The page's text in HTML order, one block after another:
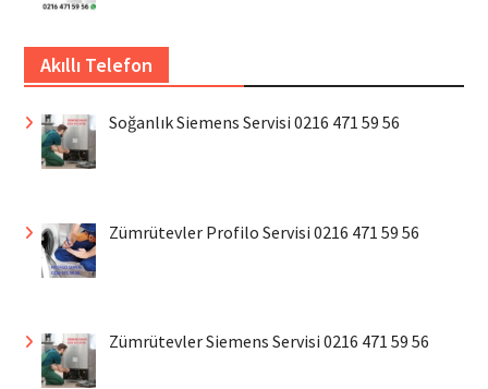
Akıllı Telefon
Soğanlık Siemens Servisi 0216 471 59 56
Zümrütevler Profilo Servisi 0216 471 59 56
Zümrütevler Siemens Servisi 0216 471 59 56